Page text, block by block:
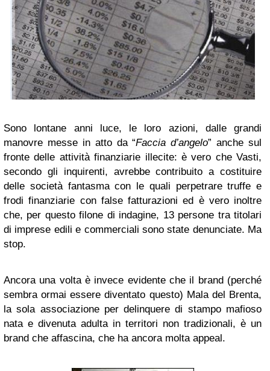
Sono lontane anni luce, le loro azioni, dalle grandi
manovre messe in atto da “Faccia d’angelo” anche sul
fronte delle attività finanziarie illecite: è vero che Vasti,
secondo gli inquirenti, avrebbe contribuito a costituire
delle società fantasma con le quali perpetrare truffe e
frodi finanziarie con false fatturazioni ed è vero inoltre
che, per questo filone di indagine, 13 persone tra titolari
di imprese edili e commerciali sono state denunciate. Ma
stop.
Ancora una volta è invece evidente che il brand (perché
sembra ormai essere diventato questo) Mala del Brenta,
la sola associazione per delinquere di stampo mafioso
nata e divenuta adulta in territori non tradizionali, è un
brand che affascina, che ha ancora molta appeal.